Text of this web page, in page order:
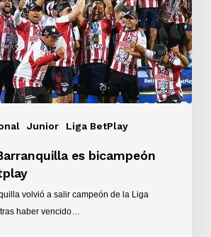
Junior Liga BetPlay
es bicampeón
volvió a salir campeón de la Liga
haber vencido…